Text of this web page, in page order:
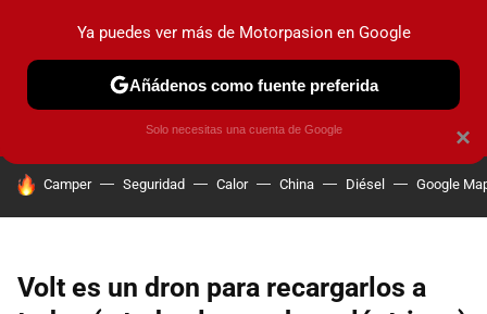
PRUEBAS COCHES ELÉCTRICOS OBSERVATORIO
HOY SE HABLA DE
Camper Seguridad Calor China Diésel Google
Volt es un dron para recargarlos a
×
Ya puedes ver más de Motorpasion en Google
Añádenos como fuente preferida
Solo necesitas una cuenta de Google